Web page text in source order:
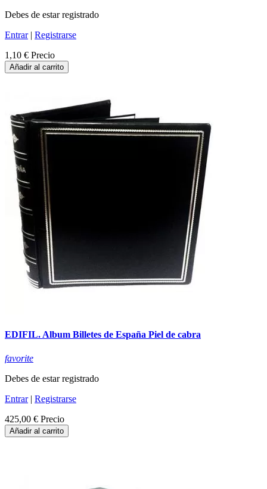
Debes de estar registrado
Entrar| Registrarse
1,10 € Precio
Añadir al carrito
EDIFIL. Album Billetes de España Piel de cabra
favorite
Debes de estar registrado
Entrar| Registrarse
425,00 € Precio
Añadir al carrito